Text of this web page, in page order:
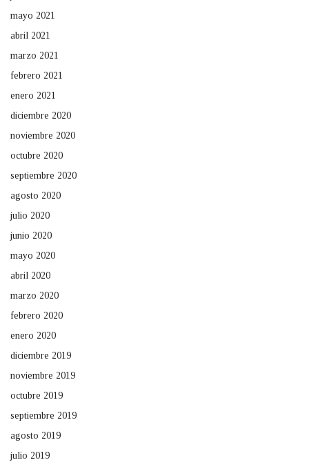
mayo 2021
abril 2021
marzo 2021
febrero 2021
enero 2021
diciembre 2020
noviembre 2020
octubre 2020
septiembre 2020
agosto 2020
julio 2020
junio 2020
mayo 2020
abril 2020
marzo 2020
febrero 2020
enero 2020
diciembre 2019
noviembre 2019
octubre 2019
septiembre 2019
agosto 2019
julio 2019